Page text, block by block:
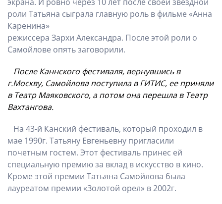
роли Татьяна сыграла главную роль в фильме «Анна
Каренина»
режиссера Зархи Александра. После этой роли о
Самойлове опять заговорили.
После Каннского фестиваля, вернувшись в
г.Москву, Самойлова поступила в ГИТИС, ее приняли
в Театр Маяковского, а потом она перешла в Театр
Вахтангова.
На 43-й Канский фестиваль, который проходил в
мае 1990г. Татьяну Евгеньевну пригласили
почетным гостем. Этот фестиваль принес ей
специальную премию за вклад в искусство в кино.
Кроме этой премии Татьяна Самойлова была
лауреатом премии «Золотой орел» в 2002г.